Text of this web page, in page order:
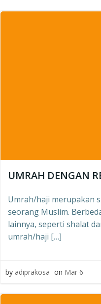
UMRAH DENGAN
Umrah/haji merupakan
seorang Muslim.
lainnya, seperti shalat
umrah/haji […]
by adiprakosa on Mar 6